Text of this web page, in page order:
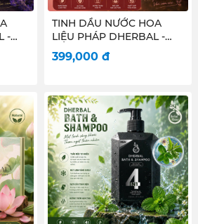
-
TINH DẦU NƯỚC HOA
LIỆU PHÁP DHERBAL -
THƯ THÁI
399,000 đ